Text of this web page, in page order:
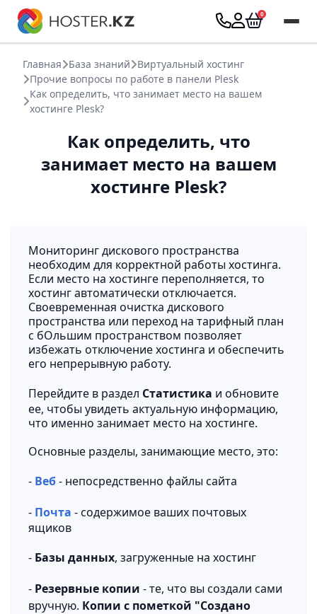
Главная База знаний
Виртуальный хостинг
Прочие вопросы по работе в панели Plesk
Как определить, что занимает место на вашем
хостинге Plesk?
Как определить, что
занимает место на вашем
хостинге Plesk?
Мониторинг дискового пространства
необходим для корректной работы хостинга.
Если место на хостинге переполняется, то
хостинг автоматически отключается.
Своевременная очистка дискового
пространства или переход на тарифный план
с бОльшим пространством позволяет
избежать отключение хостинга и обеспечить
его непрерывную работу.
Перейдите в раздел Статистика и обновите
ее, чтобы увидеть актуальную информацию,
что именно занимает место на хостинге.
Основные разделы, занимающие место, это:
- Веб- непосредственно файлы сайта
- Почта - содержимое ваших почтовых
ящиков
- Базы данных, загруженные на хостинг
- Резервные копии - те, что вы создали сами
вручную. Копии с пометкой "Создано